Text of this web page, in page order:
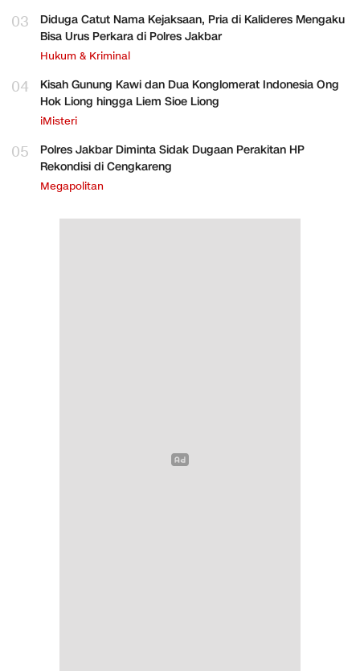
03
Diduga Catut Nama Kejaksaan, Pria di Kalideres Mengaku
Bisa Urus Perkara di Polres Jakbar
Hukum & Kriminal
04
Kisah Gunung Kawi dan Dua Konglomerat Indonesia Ong
Hok Liong hingga Liem Sioe Liong
iMisteri
05
Polres Jakbar Diminta Sidak Dugaan Perakitan HP
Rekondisi di Cengkareng
Megapolitan